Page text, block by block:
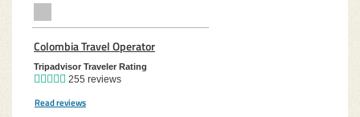
Colombia Travel Operator
Tripadvisor Traveler Rating
255 reviews
Read reviews